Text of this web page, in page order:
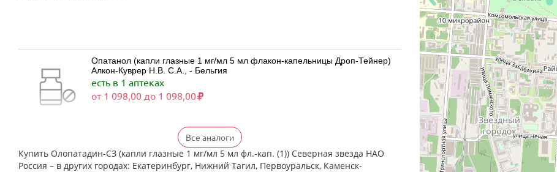
Опатанол (капли глазные 1 мг/мл 5 мл флакон-капельницы Дроп-Тейнер)
Алкон-Куврер Н.В. С.А., - Бельгия
есть в 1 аптеках
от 1 098,00 до 1 098,00
Визаллергол (капли глазные 0.2% 2,5 мл фл.) Сентисс Фарма Пвт.Лтд -
Нет в аптеках города
Все аналоги
Купить Олопатадин-СЗ (капли глазные 1 мг/мл 5 мл фл.-кап. (1)) Северная звезда НАО
Россия – в других городах: Екатеринбург, Нижний Тагил, Первоуральск, Каменск-